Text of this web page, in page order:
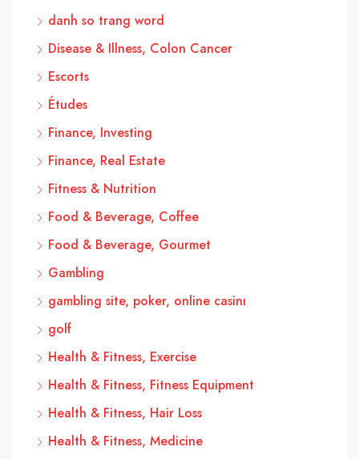
danh so trang word
Disease & Illness, Colon Cancer
Escorts
Études
Finance, Investing
Finance, Real Estate
Fitness & Nutrition
Food & Beverage, Coffee
Food & Beverage, Gourmet
Gambling
gambling site, poker, online casinı
golf
Health & Fitness, Exercise
Health & Fitness, Fitness Equipment
Health & Fitness, Hair Loss
Health & Fitness, Medicine